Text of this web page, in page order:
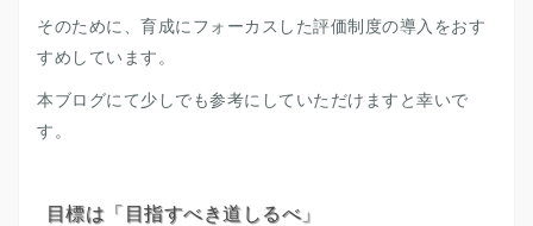
そのために、育成にフォーカスした評価制度の導入をおす
すめしています。
本ブログにて少しでも参考にしていただけますと幸いで
す。
目標は「目指すべき道しるべ」